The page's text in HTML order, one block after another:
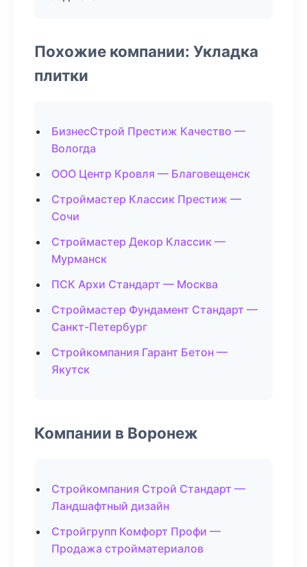
Похожие компании: Укладка
плитки
БизнесСтрой Престиж Качество —
Вологда
ООО Центр Кровля — Благовещенск
Строймастер Классик Престиж —
Сочи
Строймастер Декор Классик —
Мурманск
ПСК Архи Стандарт — Москва
Строймастер Фундамент Стандарт —
Санкт-Петербург
Стройкомпания Гарант Бетон —
Якутск
Компании в Воронеж
Стройкомпания Строй Стандарт —
Ландшафтный дизайн
Стройгрупп Комфорт Профи —
Продажа стройматериалов